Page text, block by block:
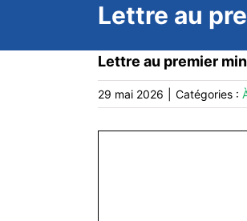
Lettre au
Lettre au premier
29 mai 2026 Catégories :